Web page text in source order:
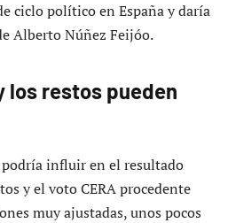
ciclo político en España y daría
Alberto Núñez Feijóo.
los restos pueden
influir en el resultado
y el voto CERA procedente
muy ajustadas, unos pocos